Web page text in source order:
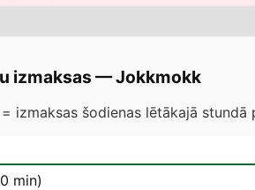
izmaksas —Jokkmokk
izmaksas šodienas lētākajā
min)